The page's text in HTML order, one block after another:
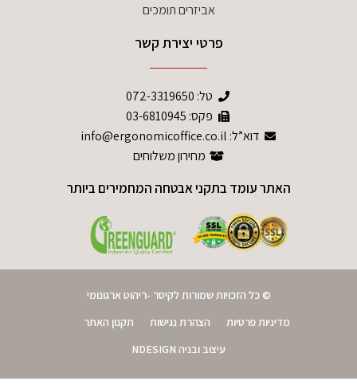
אביזרים תומכים
פרטי יצירת קשר
טל: 072-3319650
פקס: 03-6810945
דוא”ל: info@ergonomicoffice.co.il
מחירון משלוחים
האתר עומד בתקני אבטחה המחמירים ביותר
© כל הזכויות שמורות לקיסר -ריהוט ארגונומי
מדיניות פרטיות
הצהרת נגישות
תקנון האתר
עיצוב ובניה NDESIGN